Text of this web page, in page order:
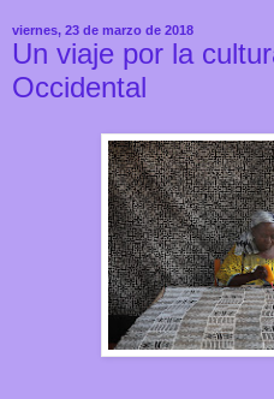
viernes, 23 de marzo de 2018
Un viaje por la
Occidental